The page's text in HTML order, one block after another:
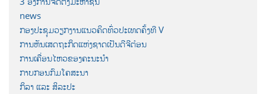
news
ກອງປະຊຸມວຽກງານແນວຄິດທົ່ວປະເທດຄັ້ງທີ V
ການຫັນເສດຖະກິດແຫ່ງຊາດເປັນດີຈີຕ໋ອນ
ການເຄື່ອນໄຫວຂອງຄະນະນຳ
ກາບກອນກົມໂຄສະນາ
ກິລາ ແລະ ສິລະປະ